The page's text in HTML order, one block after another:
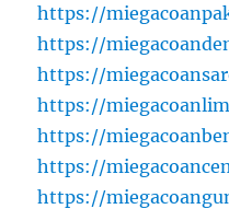
https://
https://
https://
https://
https://
https://
https://